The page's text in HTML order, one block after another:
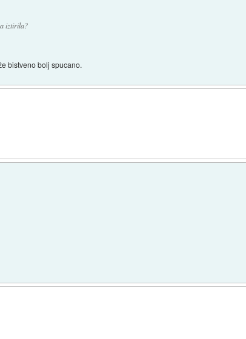
iztirila?
bistveno bolj spucano.